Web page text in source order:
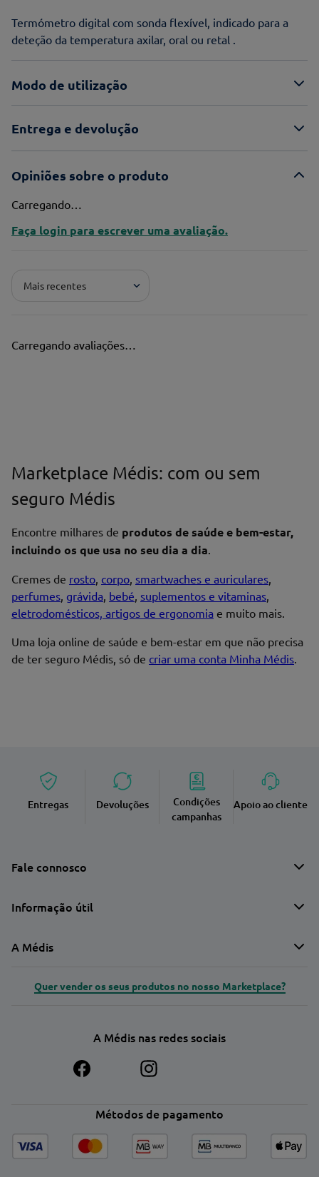
Termómetro digital com sonda flexível, indicado para a
deteção da temperatura axilar, oral ou retal .
Modo de utilização
Entrega e devolução
Opiniões sobre o produto
Carregando…
Faça login para escrever uma avaliação.
Mais recentes
Carregando avaliações…
Marketplace Médis: com ou sem
seguro Médis
Encontre milhares de produtos de saúde e bem-estar,
incluindo os que usa no seu dia a dia.
Cremes de rosto, corpo, smartwaches e auriculares,
perfumes, grávida, bebé, suplementos e vitaminas,
eletrodomésticos, artigos de ergonomia e muito mais.
Uma loja online de saúde e bem-estar em que não precisa
de ter seguro Médis, só de criar uma conta Minha Médis.
Entregas Devoluções
Condições
campanhas
Apoio ao cliente
Fale connosco
Informação útil
A Médis
Quer vender os seus produtos no nosso Marketplace?
A Médis nas redes sociais
Métodos de pagamento